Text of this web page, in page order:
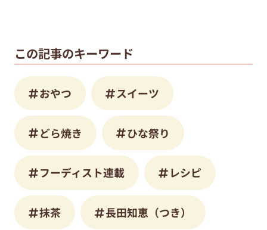
この記事のキーワード
おやつ スイーツ
どら焼き ひな祭り
フーディスト連載 レシピ
抹茶 長田知恵（つき）